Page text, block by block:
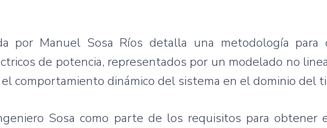
por Manuel Sosa Ríos detalla una metodología para
de potencia, representados por un modelado no
comportamiento dinámico del sistema en el dominio del
Sosa como parte de los requisitos para obtener